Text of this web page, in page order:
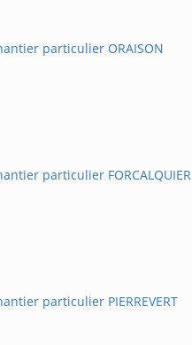
particulier ORAISON
particulier FORCALQUIER
particulier PIERREVERT